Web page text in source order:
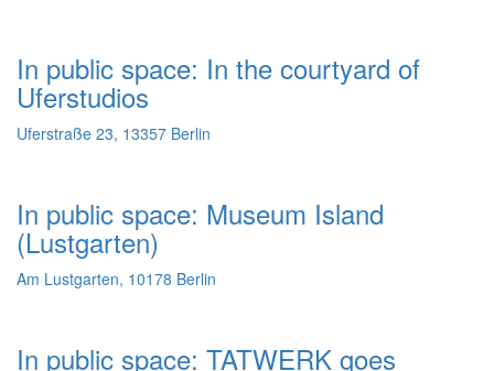
In public space: In the courtyard of
Uferstudios
Uferstraße 23, 13357 Berlin
In public space: Museum Island
(Lustgarten)
Am Lustgarten, 10178 Berlin
In public space: TATWERK goes